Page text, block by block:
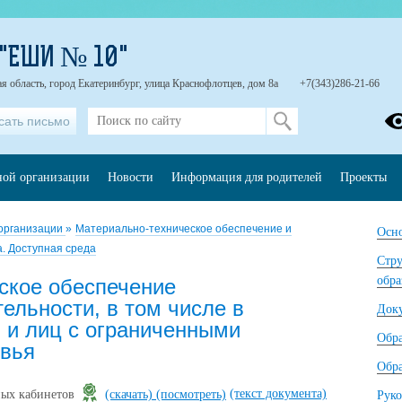
» Материально-техническое обеспечение и
Доступная среда
обеспечение
в том числе в
лиц с ограниченными
кабинетов (скачать) (посмотреть) (текст документа)
№ 10"
область, город Екатеринбург, улица Краснофлотцев, дом 8а +7(343)286-21-66
письмо
организации Новости Информация для родителей Проекты